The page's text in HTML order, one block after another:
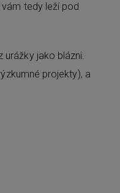
tedy leží pod
urážky jako blázni.
projekty), a